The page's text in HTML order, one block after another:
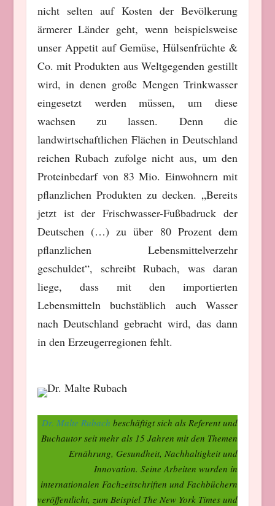
nicht selten auf Kosten der Bevölkerung
ärmerer Länder geht, wenn beispielsweise
unser Appetit auf Gemüse, Hülsenfrüchte &
Co. mit Produkten aus Weltgegenden gestillt
wird, in denen große Mengen Trinkwasser
eingesetzt werden müssen, um diese
wachsen zu lassen. Denn die
landwirtschaftlichen Flächen in Deutschland
reichen Rubach zufolge nicht aus, um den
Proteinbedarf von 83 Mio. Einwohnern mit
pflanzlichen Produkten zu decken. „Bereits
jetzt ist der Frischwasser-Fußbadruck der
Deutschen (…) zu über 80 Prozent dem
pflanzlichen Lebensmittelverzehr
geschuldet“, schreibt Rubach, was daran
liege, dass mit den importierten
Lebensmitteln buchstäblich auch Wasser
nach Deutschland gebracht wird, das dann
in den Erzeugerregionen fehlt.
Dr. Malte Rubach beschäftigt sich als Referent und
Buchautor seit mehr als 15 Jahren mit den Themen
Ernährung, Gesundheit, Nachhaltigkeit und
Innovation. Seine Arbeiten wurden in
internationalen Fachzeitschriften und Fachbüchern
veröffentlicht, zum Beispiel The New York Times und